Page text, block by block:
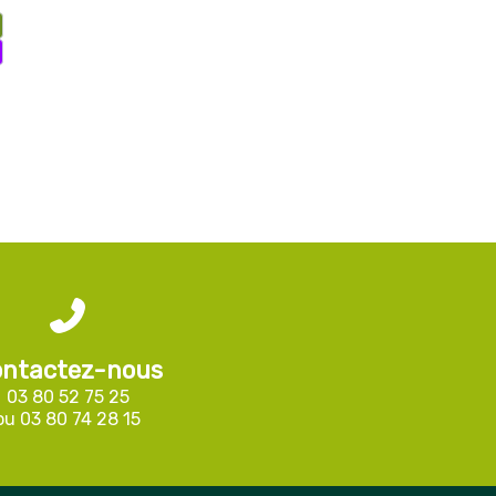
nous
03 80 52 75 25
03 80 74 28 15